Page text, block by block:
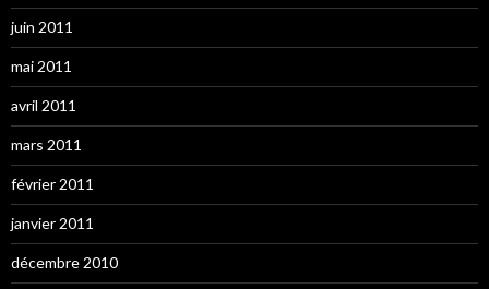
juin 2011
mai 2011
avril 2011
mars 2011
février 2011
janvier 2011
décembre 2010